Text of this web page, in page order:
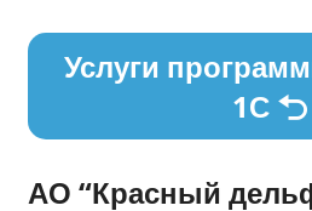
Услуги
1С
АО “Красный